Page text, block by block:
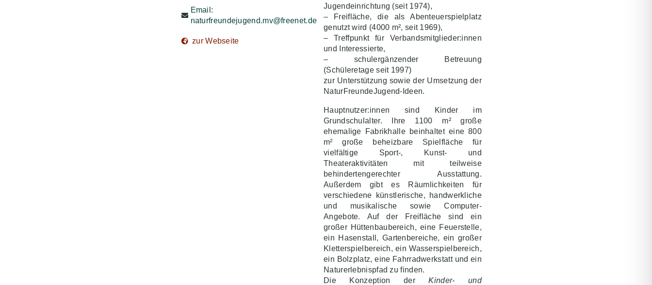
Email:
naturfreundejugend.mv@freenet.de
zur Webseite
Jugendeinrichtung (seit 1974),
– Freifläche, die als Abenteuerspielplatz
genutzt wird (4000 m², seit 1969),
– Treffpunkt für Verbandsmitglieder:innen
und Interessierte,
– schulergänzender Betreuung
(Schüleretage seit 1997)
zur Unterstützung sowie der Umsetzung der
NaturFreundeJugend-Ideen.
Hauptnutzer:innen sind Kinder im
Grundschulalter. Ihre 1100 m² große
ehemalige Fabrikhalle beinhaltet eine 800
m² große beheizbare Spielfläche für
vielfältige Sport-, Kunst- und
Theateraktivitäten mit teilweise
behindertengerechter Ausstattung.
Außerdem gibt es Räumlichkeiten für
verschiedene künstlerische, handwerkliche
und musikalische sowie Computer-
Angebote. Auf der Freifläche sind ein
großer Hüttenbaubereich, eine Feuerstelle,
ein Hasenstall, Gartenbereiche, ein großer
Kletterspielbereich, ein Wasserspielbereich,
ein Bolzplatz, eine Fahrradwerkstatt und ein
Naturerlebnispfad zu finden.
Die Konzeption derKinder- und